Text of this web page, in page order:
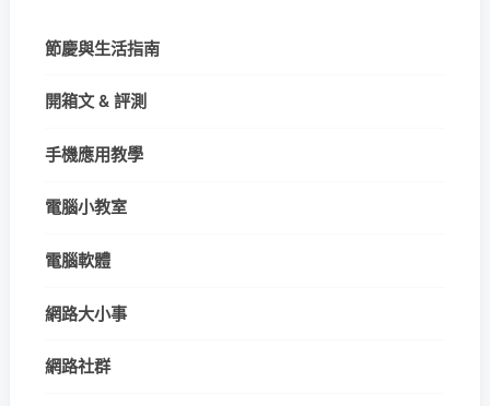
節慶與生活指南
開箱文 & 評測
手機應用教學
電腦小教室
電腦軟體
網路大小事
網路社群